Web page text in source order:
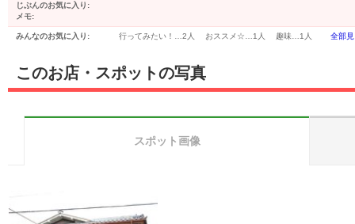
じぶんのお気に入り:
メモ:
みんなのお気に入り: 行ってみたい！… 2人 おススメ☆… 1人 趣味… 1人 全部
このお店・スポットの写真
スポット画像